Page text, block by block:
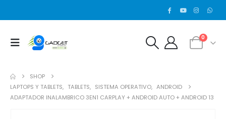
0
SHOP
LAPTOPS Y TABLETS, TABLETS, SISTEMA OPERATIVO, ANDROID
ADAPTADOR INALAMBRICO 3EN1 CARPLAY + ANDROID AUTO + ANDROID 13